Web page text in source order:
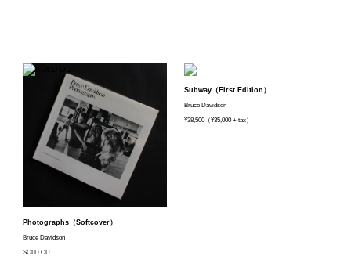
Photographs（Softcover）
Bruce Davidson
SOLD OUT
Subway（First Edition）
Bruce Davidson
¥38,500（¥35,000 + tax）